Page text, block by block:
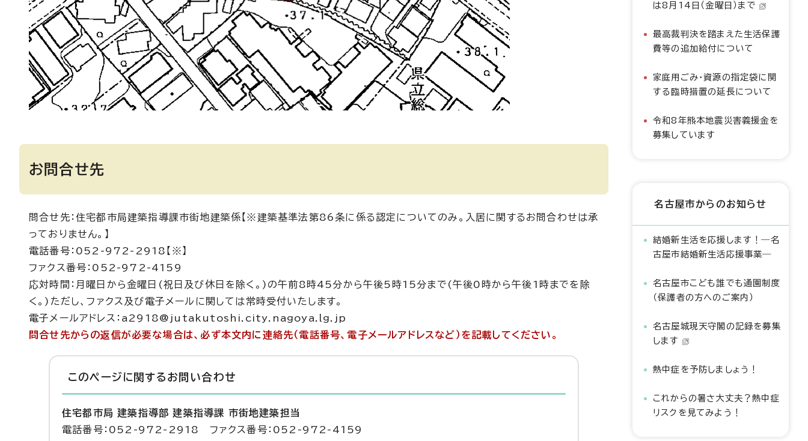
お問合せ先
問合せ先：住宅都市局建築指導課市街地建築係【※建築基準法第86条に係る認定についてのみ。入居に関するお問合わせは承
っておりません。】
電話番号：052-972-2918【※】
ファクス番号：052-972-4159
応対時間：月曜日から金曜日(祝日及び休日を除く。)の午前8時45分から午後5時15分まで(午後0時から午後1時までを除
く。)ただし、ファクス及び電子メールに関しては常時受付いたします。
電子メールアドレス：a2918@jutakutoshi.city.nagoya.lg.jp
問合せ先からの返信が必要な場合は、必ず本文内に連絡先（電話番号、電子メールアドレスなど）を記載してください。
このページに関する お問い合わせ
住宅都市局 建築指導部 建築指導課 市街地建築担当
電話番号：052-972-2918 ファクス番号：052-972-4159
は8月14日（金曜日）まで
最高裁判決を踏まえた生活保護
費等の追加給付について
家庭用ごみ・資源の指定袋に関
する臨時措置の延長について
令和8年熊本地震災害義援金を
募集しています
名古屋市からのお知らせ
結婚新生活を応援します！―名
古屋市結婚新生活応援事業―
名古屋市こども誰でも通園制度
（保護者の方へのご案内）
名古屋城現天守閣の記録を募集
します
熱中症を予防しましょう！
これからの暑さ大丈夫？熱中症
リスクを見てみよう！